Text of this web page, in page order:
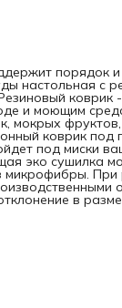
порядок
настольная с
и моющим
мокрых
коврик под
под миски
эко сушилка
микрофибры.
в